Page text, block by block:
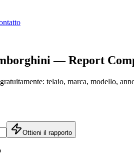
—Report
telaio, marca, modello,
Ottieni il rapporto